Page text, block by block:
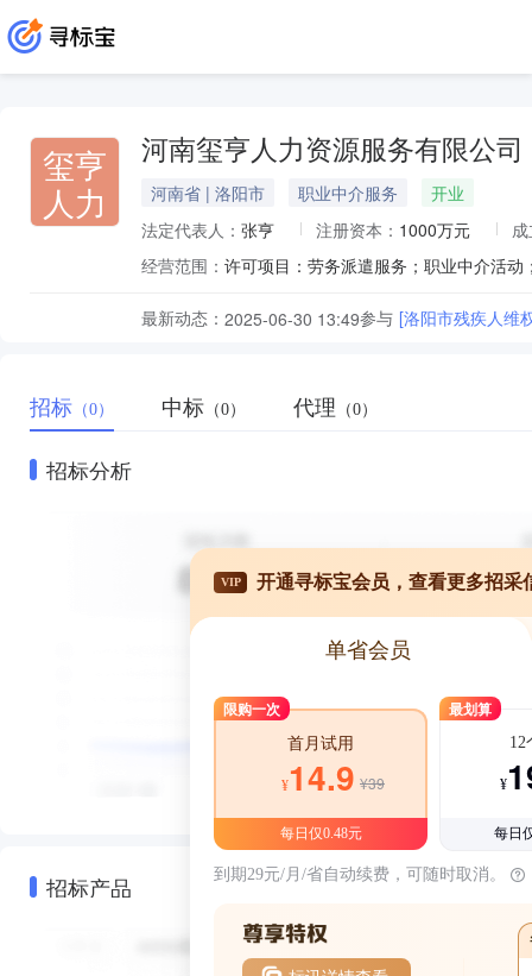
玺亨
人力
河南玺亨人力资源服务有限公司
河南省 | 洛阳市 职业中介服务
开业
法定代表人： 张亨 注册资本： 1000万元
经营范围：
最新动态： 2025-06-30 13:49参与 [洛阳市残疾人维
招标 （0） 中标 （0） 代理 （0）
招标分析
招标产品
VIP 开通寻标宝会员，查看更多招采
单省会员
限购一次
首月试用
¥14.9 ¥39
每日仅0.48元
最划算
12
¥
每日
到期29元/月/省自动续费，可随时取消。